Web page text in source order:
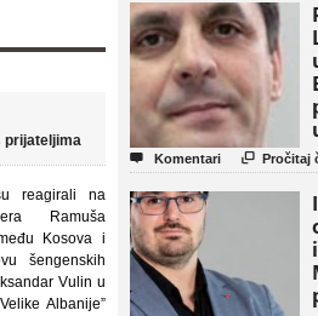
prijateljima
reagirali na
Ramuša
Kosova i
šengenskih
Vulin u
Albanije”
 Komentari  Pročitaj